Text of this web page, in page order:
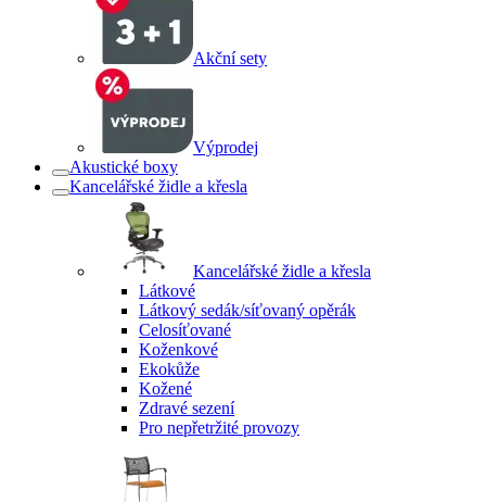
Akční sety
Výprodej
Akustické boxy
Kancelářské židle a křesla
Kancelářské židle a křesla
Látkové
Látkový sedák/síťovaný opěrák
Celosíťované
Koženkové
Ekokůže
Kožené
Zdravé sezení
Pro nepřetržité provozy